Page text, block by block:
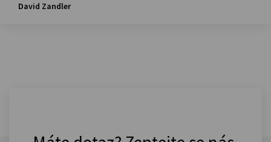
David Zandler